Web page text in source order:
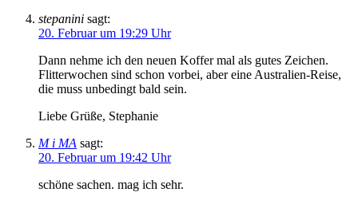
stepanini sagt:
20. Februar um 19:29 Uhr
Dann nehme ich den neuen Koffer mal als gutes Zeichen.
Flitterwochen sind schon vorbei, aber eine Australien-Reise,
die muss unbedingt bald sein.
Liebe Grüße, Stephanie
M i MA sagt:
20. Februar um 19:42 Uhr
schöne sachen. mag ich sehr.